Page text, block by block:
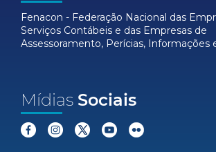
Fenacon - Federação Nacional das
Serviços Contábeis e das Empresas de
Assessoramento, Perícias, Informações
Mídias Sociais